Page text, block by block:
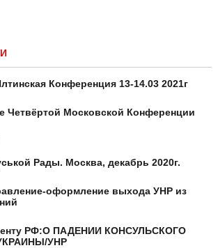
Конференция 13-14.03 2021г
Четвёртой Московской Конференции
Рады. Москва, декабрь 2020г.
оформление выхода УНР из
РФ:О ПАДЕНИИ КОНСУЛЬСКОГО
УНР​​